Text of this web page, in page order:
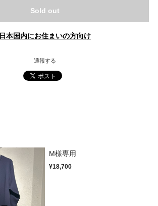
Sold out
日本国内にお住まいの方向け
通報する
M様専用
¥18,700